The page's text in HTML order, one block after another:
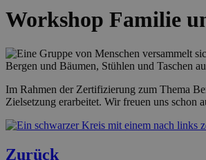
Workshop Familie
Im Rahmen der Zertifizierung zum Thema
Zielsetzung erarbeitet. Wir freuen uns schon
Zurück